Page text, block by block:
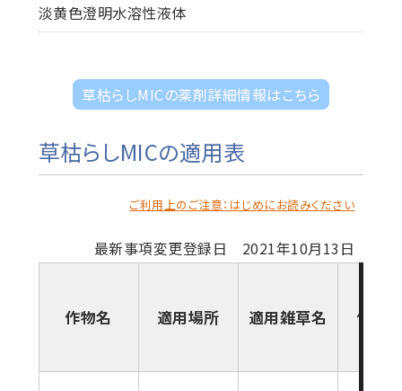
淡黄色澄明水溶性液体
草枯らしMICの薬剤詳細情報はこちら
草枯らしMICの適用表
ご利用上のご注意：はじめにお読みください
最新事項変更登録日 2021年10月13日
作物名 適用場所 適用雑草名 使用